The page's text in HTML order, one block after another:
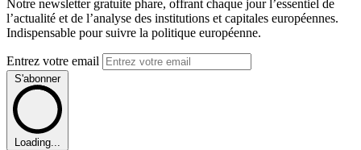
Notre newsletter gratuite phare, offrant chaque jour l’essentiel de
l’actualité et de l’analyse des institutions et capitales européennes.
Indispensable pour suivre la politique européenne.
Entrez votre email
S'abonner
Loading...